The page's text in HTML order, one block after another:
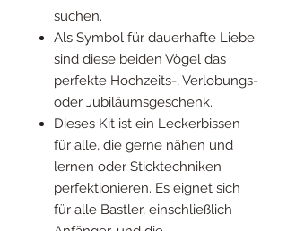
suchen.
Als Symbol für dauerhafte Liebe
sind diese beiden Vögel das
perfekte Hochzeits-, Verlobungs-
oder Jubiläumsgeschenk.
Dieses Kit ist ein Leckerbissen
für alle, die gerne nähen und
lernen oder Sticktechniken
perfektionieren. Es eignet sich
für alle Bastler, einschließlich